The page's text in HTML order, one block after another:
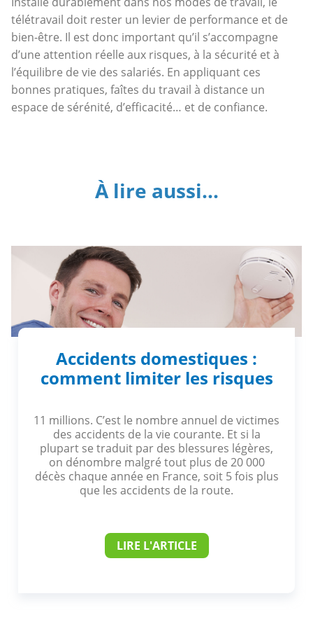
télétravail doit rester un levier de performance et de
bien-être. Il est donc important qu’il s’accompagne
d’une attention réelle aux risques, à la sécurité et à
l’équilibre de vie des salariés. En appliquant ces
bonnes pratiques, faîtes du travail à distance un
espace de sérénité, d’efficacité… et de confiance.
À lire aussi...
Accidents domestiques :
comment limiter les risques
11 millions. C’est le nombre annuel de victimes
des accidents de la vie courante. Et si la
plupart se traduit par des blessures légères,
on dénombre malgré tout plus de 20 000
décès chaque année en France, soit 5 fois plus
que les accidents de la route.
LIRE L'ARTICLE